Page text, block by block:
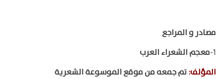
مصادر و المراجع
1- معجم الشعراء العرب
المؤلف:تم جمعه من موقع الموسوعة الشعرية